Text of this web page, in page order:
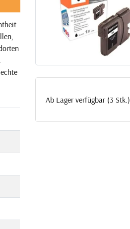
Ab Lager verfügbar (3 Stk.)